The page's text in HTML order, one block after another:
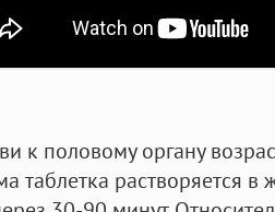
к половому органу
таблетка растворяется в